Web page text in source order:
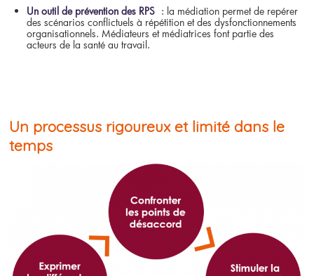
Un outil de prévention des RPS : la médiation permet de repérer
des scénarios conflictuels à répétition et des dysfonctionnements
organisationnels. Médiateurs et médiatrices font partie des
acteurs de la santé au travail.
Un processus rigoureux et limité dans le
temps